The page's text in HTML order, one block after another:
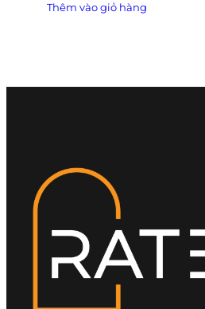
180.000 ₫.là:
Thêm vào giỏ hàng